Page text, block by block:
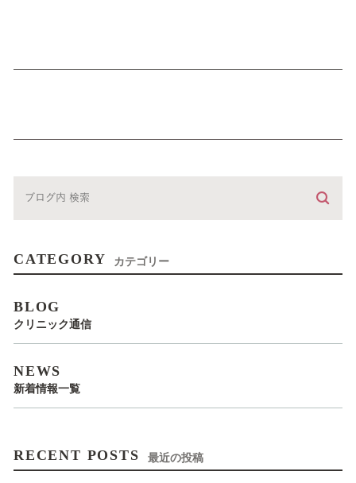
CATEGORY カテゴリー
BLOG
クリニック通信
NEWS
新着情報一覧
RECENT POSTS 最近の投稿